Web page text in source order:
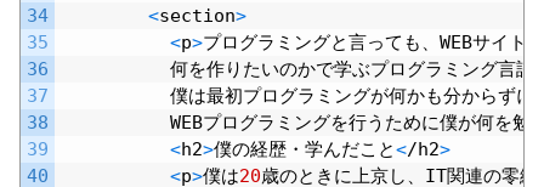
34
35
36
37
38
39
40
<section>
<p>プログラミングと言っても、WEBサイト
何を作りたいのかで学ぶプログラミング言語
僕は最初プログラミングが何かも分からずに
WEBプログラミングを行うために僕が何を勉
<h2>僕の経歴・学んだこと</h2>
<p>僕は20歳のときに上京し、 IT関連の零